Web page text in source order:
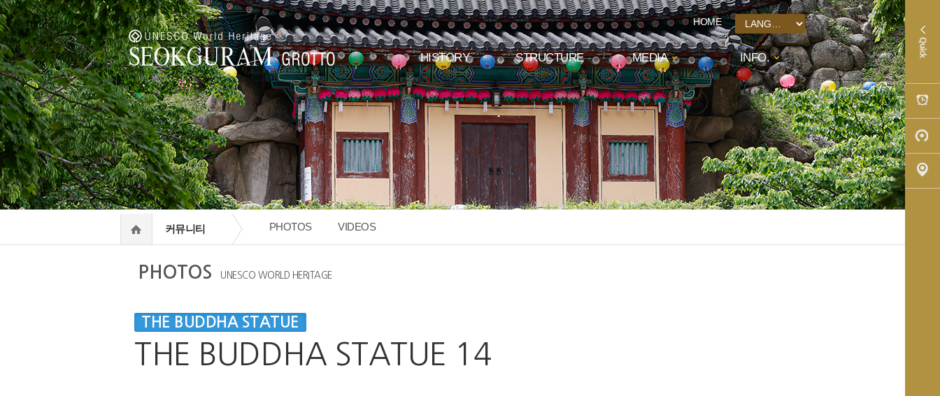
HOME
HISTORY STRUCTURE
MEDIA
하위분류
INFO.
하위분류
커뮤니티 PHOTOS VIDEOS
PHOTOS UNESCO WORLD HERITAGE
THE BUDDHA STATUE
THE BUDDHA STATUE 14